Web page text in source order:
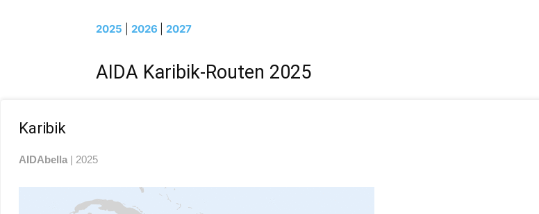
2025 2026 2027
AIDA Karibik-Routen 2025
Karibik
AIDAbella | 2025